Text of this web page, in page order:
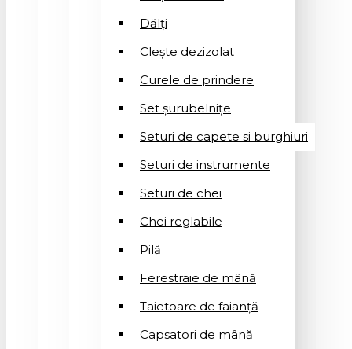
Dălți
Clește dezizolat
Curele de prindere
Set șurubelnițe
Seturi de capete si burghiuri
Seturi de instrumente
Seturi de chei
Chei reglabile
Pilă
Ferestraie de mână
Taietoare de faianță
Capsatori de mână